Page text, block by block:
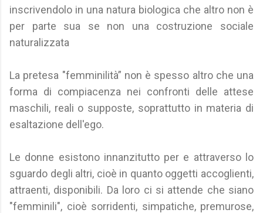
inscrivendolo in una natura biologica che altro non è
per parte sua se non una costruzione sociale
naturalizzata
La pretesa "femminilità” non è spesso altro che una
forma di compiacenza nei confronti delle attese
maschili, reali o supposte, soprattutto in materia di
esaltazione dell'ego.
Le donne esistono innanzitutto per e attraverso lo
sguardo degli altri, cioè in quanto oggetti accoglienti,
attraenti, disponibili. Da loro ci si attende che siano
"femminili", cioè sorridenti, simpatiche, premurose,